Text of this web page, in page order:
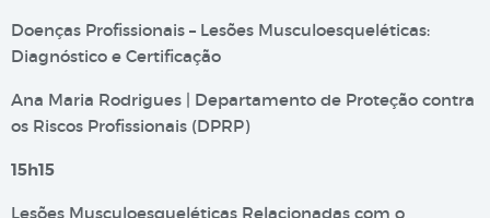
Doenças Profissionais – Lesões Musculoesqueléticas:
Diagnóstico e Certificação
Ana Maria Rodrigues | Departamento de Proteção contra
os Riscos Profissionais (DPRP)
15h15
Lesões Musculoesqueléticas Relacionadas com o